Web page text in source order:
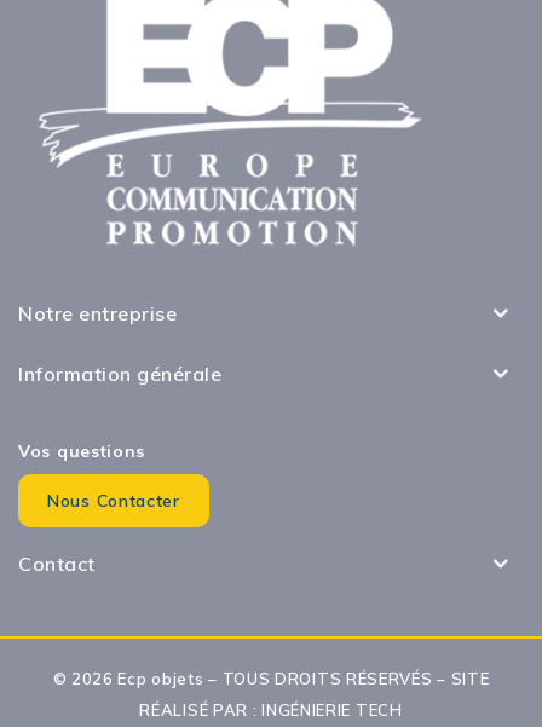
Notre entreprise
Information générale
Vos questions
Nous Contacter
Contact
© 2026 Ecp objets – TOUS DROITS RÉSERVÉS – SITE
RÉALISÉ PAR :INGÉNIERIE TECH